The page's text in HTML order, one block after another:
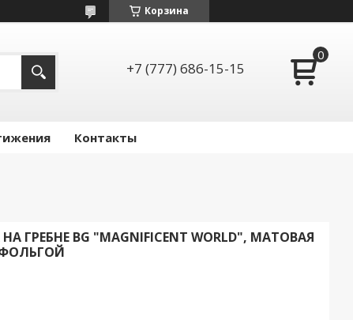
Корзина
+7 (777) 686-15-15
Контакты
ГРЕБНЕ BG "MAGNIFICENT WORLD", МАТОВАЯ